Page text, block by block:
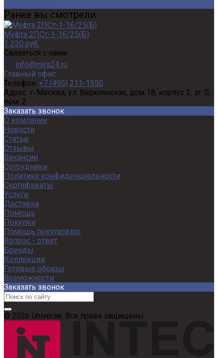
Ранее вы смотрели
Муфта 2ПСт-1-16/25(Б)
1 230 руб.
Связаться с нами
info@mirs24.ru
Главный офис
Телефон: +7 (495) 211-1550
Адрес: г. Москва, ул. Верхоянская, дом 18, корпус 2, эт. 0,
пом. 2
Заказать звонок
О компании
Новости
Статьи
Отзывы
Вакансии
Сотрудники
Политика конфиденциальности
Сертификаты
Услуги
Доставка
Помощь
Покупки
Помощь покупателю
Вопрос - ответ
Бренды
Коллекции
Готовые образы
Возможности
Заказать звонок
© 2026 Universe, Все права защищены